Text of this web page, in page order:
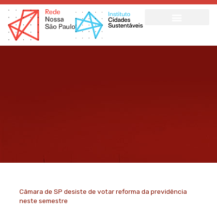
Ir
para
conteúdo
Câmara de SP desiste de votar reforma da previdência
neste semestre